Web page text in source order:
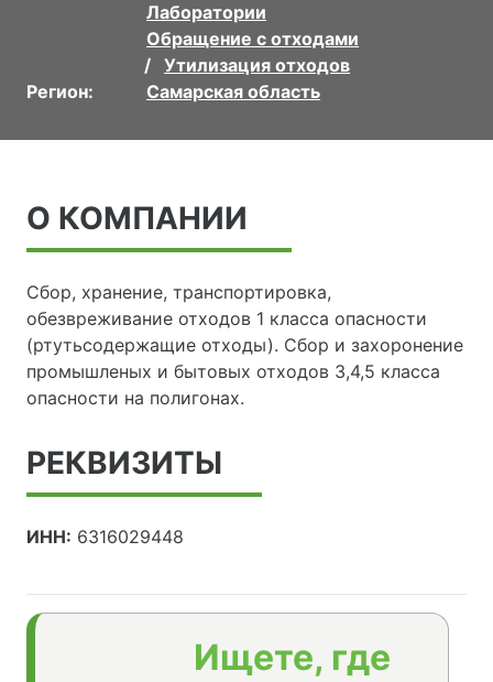
Лаборатории
Обращение с отходами
Утилизация отходов
Регион:
Самарская область
О КОМПАНИИ
Сбор, хранение, транспортировка,
обезвреживание отходов 1 класса опасности
(ртутьсодержащие отходы). Сбор и захоронение
промышленых и бытовых отходов 3,4,5 класса
опасности на полигонах.
РЕКВИЗИТЫ
ИНН: 6316029448
Ищете, где